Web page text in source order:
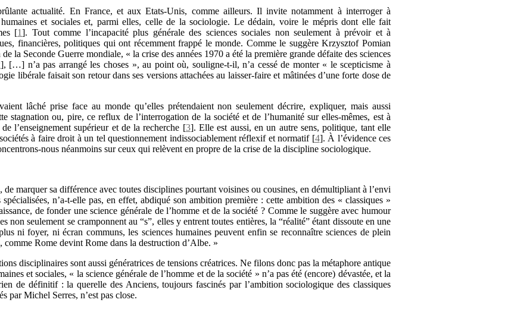
actualité. En France, et aux Etats-Unis, comme ailleurs. Il invite notamment à interroger à
et sociales et, parmi elles, celle de la sociologie. Le dédain, voire le mépris dont elle fait
[1]. Tout comme l’incapacité plus générale des sciences sociales non seulement à prévoir et à
financières, politiques qui ont récemment frappé le monde. Comme le suggère Krzysztof Pomian
la Seconde Guerre mondiale, « la crise des années 1970 a été la première grande défaite des sciences
], […] n’a pas arrangé les choses », au point où, souligne-t-il, n’a cessé de monter « le scepticisme à
libérale faisait son retour dans ses versions attachées au laisser-faire et mâtinées d’une forte dose de
lâché prise face au monde qu’elles prétendaient non seulement décrire, expliquer, mais aussi
stagnation ou, pire, ce reflux de l’interrogation de la société et de l’humanité sur elles-mêmes, est à
l’enseignement supérieur et de la recherche [3]. Elle est aussi, en un autre sens, politique, tant elle
à faire droit à un tel questionnement indissociablement réflexif et normatif[4]. À l’évidence ces
nous néanmoins sur ceux qui relèvent en propre de la crise de la discipline sociologique.
marquer sa différence avec toutes disciplines pourtant voisines ou cousines, en démultipliant à l’envi
n’a-t-elle pas, en effet, abdiqué son ambition première : cette ambition des « classiques »
de fonder une science générale de l’homme et de la société ? Comme le suggère avec humour
non seulement se cramponnent au “s”, elles y entrent toutes entières, la “réalité” étant dissoute en une
ni foyer, ni écran communs, les sciences humaines peuvent enfin se reconnaître sciences de plein
Rome devint Rome dans la destruction d’Albe. »
disciplinaires sont aussi génératrices de tensions créatrices. Ne filons donc pas la métaphore antique
et sociales, « la science générale de l’homme et de la société » n’a pas été (encore) dévastée, et la
de définitif : la querelle des Anciens, toujours fascinés par l’ambition sociologique des classiques
par Michel Serres, n’est pas close.